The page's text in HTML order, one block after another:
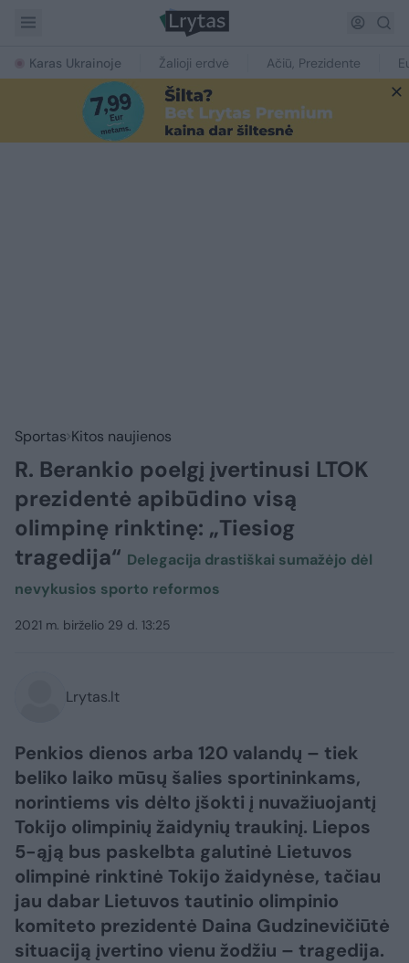
Karas Ukrainoje Žalioji erdvė Ačiū, Prezidente
Sportas Kitos naujienos
R. Berankio poelgį įvertinusi LTOK
prezidentė apibūdino visą
olimpinę rinktinę: „Tiesiog
tragedija“ Delegacija drastiškai sumažėjo dėl
nevykusios sporto reformos
2021 m. birželio 29 d. 13:25
Lrytas.lt
Penkios dienos arba 120 valandų – tiek
beliko laiko mūsų šalies sportininkams,
norintiems vis dėlto įšokti į nuvažiuojantį
Tokijo olimpinių žaidynių traukinį. Liepos
5-ąją bus paskelbta galutinė Lietuvos
olimpinė rinktinė Tokijo žaidynėse, tačiau
jau dabar Lietuvos tautinio olimpinio
komiteto prezidentė Daina Gudzinevičiūtė
situaciją įvertino vienu žodžiu – tragedija.